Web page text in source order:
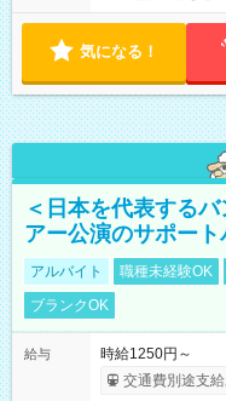
気になる！
＜日本を代表する
アー公演のサポー
アルバイト 職種未経験OK
ブランクOK
給与
時給1250円～
交通費別途支給